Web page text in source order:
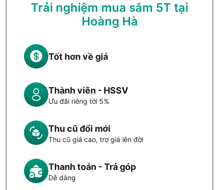
Trải nghiệm mua sắm 5T tại
Hoàng Hà
Tốt hơn về giá
Thành viên - HSSV
Ưu đãi riêng tới 5%
Thu cũ đổi mới
Thu cũ giá cao, trợ giá lên đời
Thanh toán - Trả góp
Dễ dàng